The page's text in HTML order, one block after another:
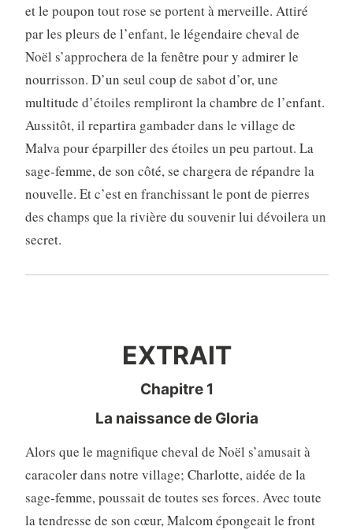
et le poupon tout rose se portent à merveille. Attiré
par les pleurs de l’enfant, le légendaire cheval de
Noël s’approchera de la fenêtre pour y admirer le
nourrisson. D’un seul coup de sabot d’or, une
multitude d’étoiles rempliront la chambre de l’enfant.
Aussitôt, il repartira gambader dans le village de
Malva pour éparpiller des étoiles un peu partout. La
sage-femme, de son côté, se chargera de répandre la
nouvelle. Et c’est en franchissant le pont de pierres
des champs que la rivière du souvenir lui dévoilera un
secret.
EXTRAIT
Chapitre 1
La naissance de Gloria
Alors que le magnifique cheval de Noël s’amusait à
caracoler dans notre village; Charlotte, aidée de la
sage-femme, poussait de toutes ses forces. Avec toute
la tendresse de son cœur, Malcom épongeait le front